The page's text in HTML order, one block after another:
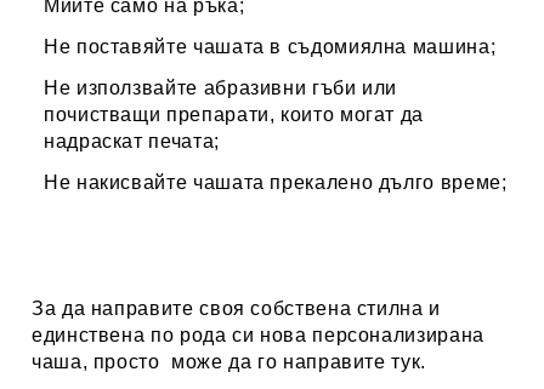
Мийте само на ръка;
Не поставяйте чашата в съдомиялна машина;
Не използвайте абразивни гъби или
почистващи препарати, които могат да
надраскат печата;
Не накисвайте чашата прекалено дълго време;
За да направите своя собствена стилна и
единствена по рода си нова персонализирана
чаша, просто може да го направитетук.